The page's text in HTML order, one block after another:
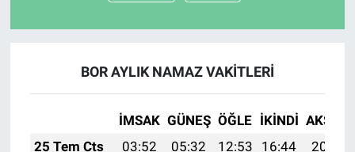
BOR AYLIK NAMAZ VAKITLERI
İMSAK GÜNEŞ ÖĞLE İKINDI AKŞAM
25 Tem Cts
03:52 05:32 12:53 16:44
20:05